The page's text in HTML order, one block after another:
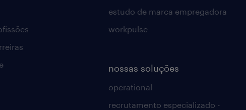
estudo de marca empregadora
workpulse
nossas soluções
operational
recrutamento especializado -